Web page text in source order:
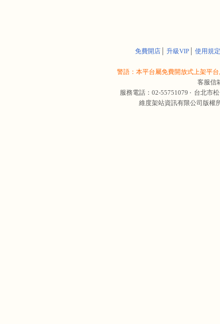
免費開店│ 升級VIP│ 使用規定
警語：本平台屬免費開放式上架平
客服信
服務電話：02-55751079 ‧ 台北市
維度架站資訊有限公司版權